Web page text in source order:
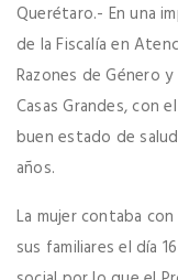
Querétaro.- En una
de la Fiscalía en
Razones de Género
Casas Grandes, con
buen estado de
años.
La mujer contaba
sus familiares el día